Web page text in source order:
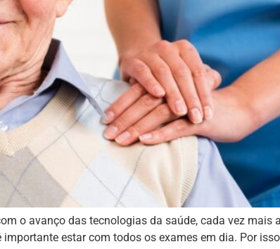
o avanço das tecnologias da saúde, cada vez mais
estar com todos os exames em dia. Por